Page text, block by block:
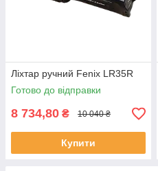
Ліхтар ручний Fenix LR35R
Готово до відправки
8 734,80 ₴ 10 040 ₴
Купити